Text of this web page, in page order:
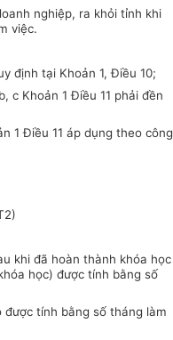
nghiệp, ra khỏi tỉnh khi
việc.
định tại Khoản 1, Điều 10;
c Khoản 1 Điều 11 phải đền
1 Điều 11 áp dụng theo công
khi đã hoàn thành khóa học
học) được tính bằng số
tính bằng số tháng làm